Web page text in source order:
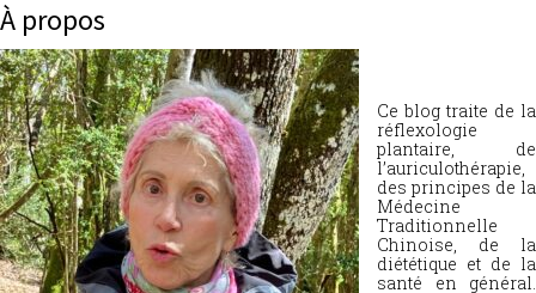
À propos
Ce blog traite de la
réflexologie
plantaire, de
l’auriculothérapie,
des principes de la
Médecine
Traditionnelle
Chinoise, de la
diététique et de la
santé en général.